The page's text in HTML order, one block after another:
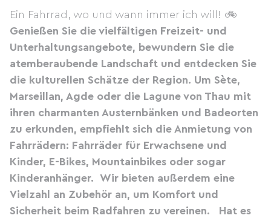
Ein Fahrrad, wo und wann immer ich will! 🚲
Genießen Sie die vielfältigen Freizeit- und
Unterhaltungsangebote, bewundern Sie die
atemberaubende Landschaft und entdecken Sie
die kulturellen Schätze der Region. Um Sète,
Marseillan, Agde oder die Lagune von Thau mit
ihren charmanten Austernbänken und Badeorten
zu erkunden, empfiehlt sich die Anmietung von
Fahrrädern: Fahrräder für Erwachsene und
Kinder, E-Bikes, Mountainbikes oder sogar
Kinderanhänger.
Wir bieten außerdem eine
Vielzahl an Zubehör an, um Komfort und
Sicherheit beim Radfahren zu vereinen.
Hat es